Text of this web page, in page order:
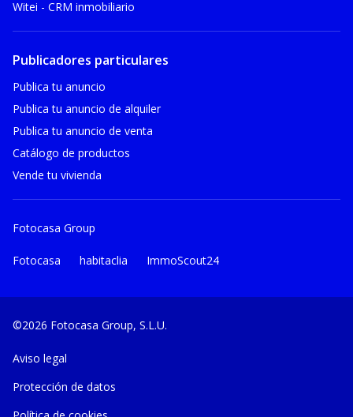
Witei - CRM inmobiliario
Publicadores particulares
Publica tu anuncio
Publica tu anuncio de alquiler
Publica tu anuncio de venta
Catálogo de productos
Vende tu vivienda
Fotocasa Group
Fotocasa habitaclia ImmoScout24
©2026 Fotocasa Group, S.L.U.
Aviso legal
Protección de datos